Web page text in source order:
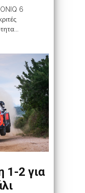
6
1-2 για